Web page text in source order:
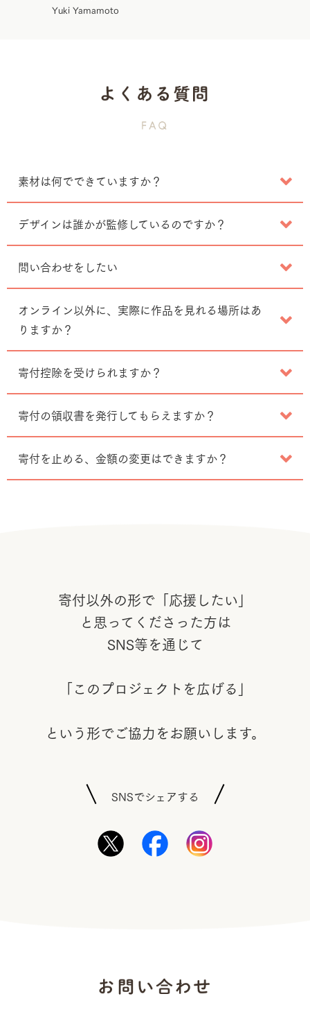
Yuki Yamamoto
素材は何でできていますか？
デザインは誰かが監修しているのですか？
問い合わせをしたい
オンライン以外に、実際に作品を見れる場所はあ
りますか？
寄付控除を受けられますか？
寄付の領収書を発行してもらえますか？
寄付を止める、金額の変更はできますか？
寄付以外の形で「応援したい」
と思ってくださった方は
SNS等を通じて
「このプロジェクトを広げる」
という形でご協力をお願いします。
SNSでシェアする